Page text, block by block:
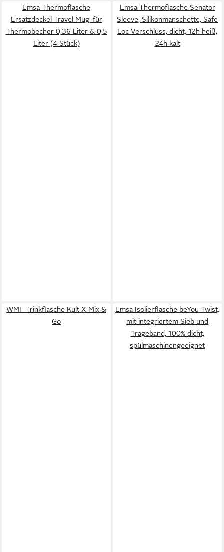
Emsa Thermoflasche
Ersatzdeckel Travel Mug, für
Thermobecher 0,36 Liter & 0,5
Liter (4 Stück)
Emsa Thermoflasche Senator
Sleeve, Silikonmanschette, Safe
Loc Verschluss, dicht, 12h heiß,
24h kalt
WMF Trinkflasche Kult X Mix &
Go
Emsa Isolierflasche beYou Twist,
mit integriertem Sieb und
Trageband, 100% dicht,
spülmaschinengeeignet